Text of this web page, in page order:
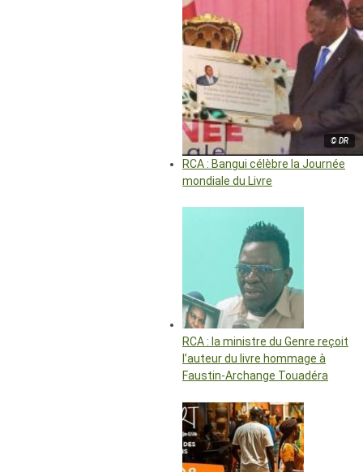
© DR
RCA : Bangui célèbre la Journée
mondiale du Livre
RCA : la ministre du Genre reçoit
l’auteur du livre hommage à
Faustin-Archange Touadéra